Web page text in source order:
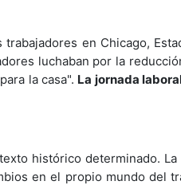
en Chicago,
luchaban por la
la casa". La jornada
histórico determinado.
en el propio mundo del